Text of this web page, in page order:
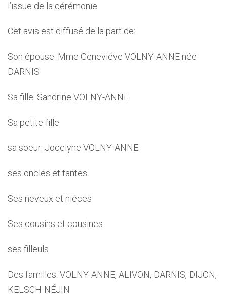
l’issue de la cérémonie
Cet avis est diffusé de la part de:
Son épouse: Mme Geneviève VOLNY-ANNE née
DARNIS
Sa fille: Sandrine VOLNY-ANNE
Sa petite-fille
sa soeur: Jocelyne VOLNY-ANNE
ses oncles et tantes
Ses neveux et nièces
Ses cousins et cousines
ses filleuls
Des familles: VOLNY-ANNE, ALIVON, DARNIS, DIJON,
KELSCH-NÉJIN